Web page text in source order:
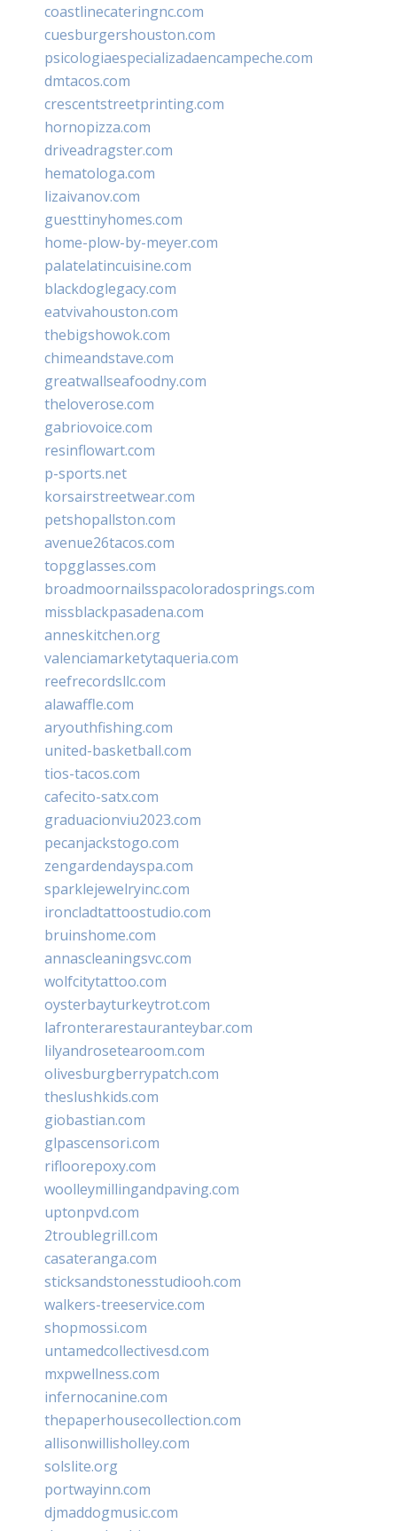
coastlinecateringnc.com
cuesburgershouston.com
psicologiaespecializadaencampeche.com
dmtacos.com
crescentstreetprinting.com
hornopizza.com
driveadragster.com
hematologa.com
lizaivanov.com
guesttinyhomes.com
home-plow-by-meyer.com
palatelatincuisine.com
blackdoglegacy.com
eatvivahouston.com
thebigshowok.com
chimeandstave.com
greatwallseafoodny.com
theloverose.com
gabriovoice.com
resinflowart.com
p-sports.net
korsairstreetwear.com
petshopallston.com
avenue26tacos.com
topgglasses.com
broadmoornailsspacoloradosprings.com
missblackpasadena.com
anneskitchen.org
valenciamarketytaqueria.com
reefrecordsllc.com
alawaffle.com
aryouthfishing.com
united-basketball.com
tios-tacos.com
cafecito-satx.com
graduacionviu2023.com
pecanjackstogo.com
zengardendayspa.com
sparklejewelryinc.com
ironcladtattoostudio.com
bruinshome.com
annascleaningsvc.com
wolfcitytattoo.com
oysterbayturkeytrot.com
lafronterarestauranteybar.com
lilyandrosetearoom.com
olivesburgberrypatch.com
theslushkids.com
giobastian.com
glpascensori.com
rifloorepoxy.com
woolleymillingandpaving.com
uptonpvd.com
2troublegrill.com
casateranga.com
sticksandstonesstudiooh.com
walkers-treeservice.com
shopmossi.com
untamedcollectivesd.com
mxpwellness.com
infernocanine.com
thepaperhousecollection.com
allisonwillisholley.com
solslite.org
portwayinn.com
djmaddogmusic.com